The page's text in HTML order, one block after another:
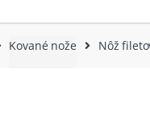
Kované nože Nôž